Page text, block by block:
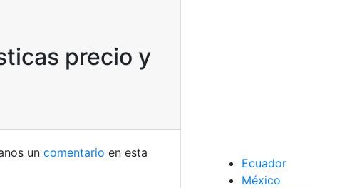
precio y
un comentario en esta
Ecuador
México